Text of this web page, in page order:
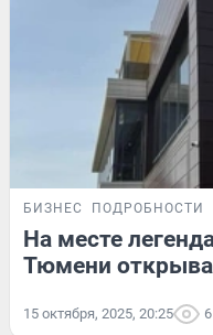
БИЗНЕС ПОДРОБНОСТИ
На месте
Тюмени
15 октября, 2025, 20:25